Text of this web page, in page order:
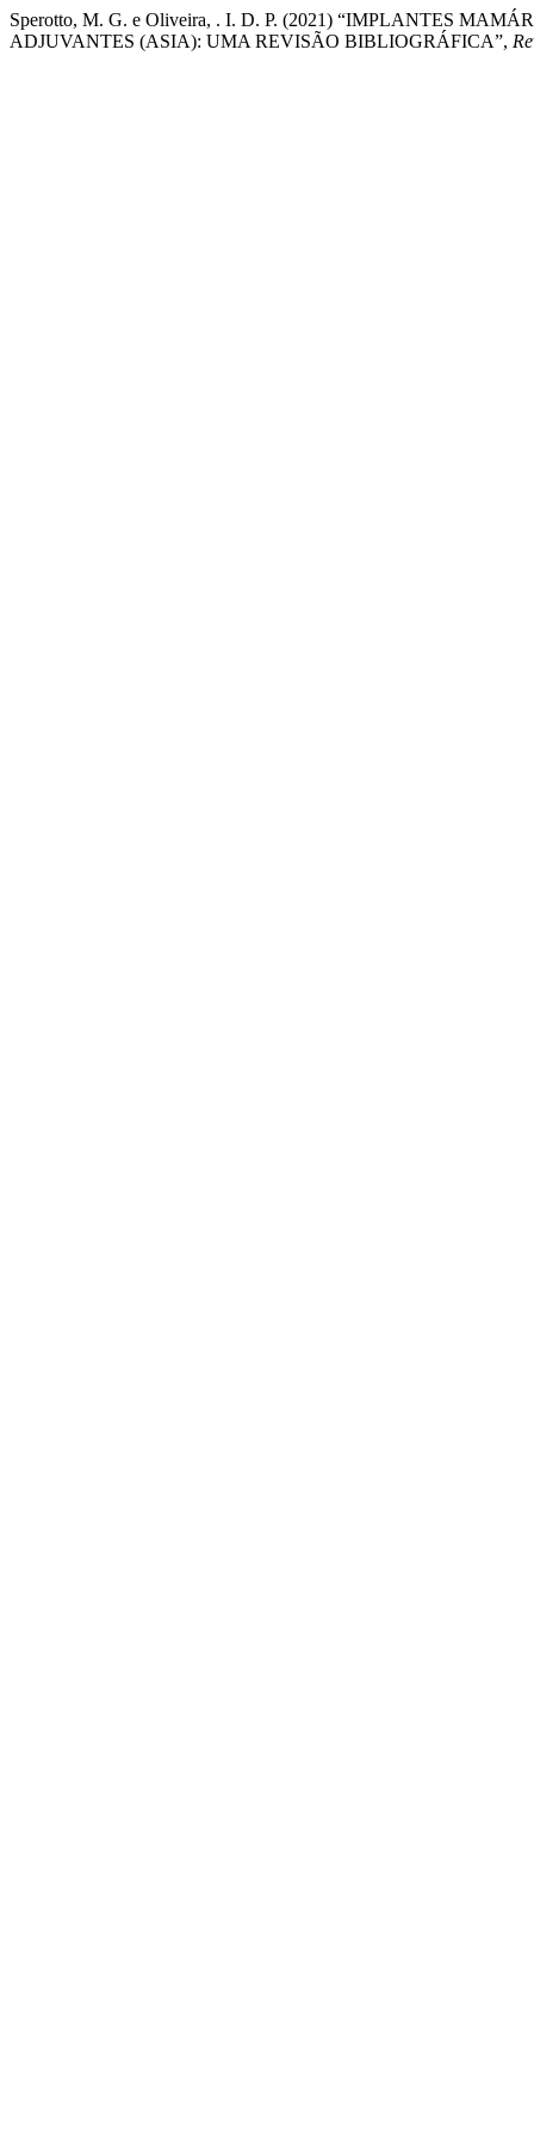
Sperotto, M. G. e Oliveira, . I. D. P. (2021) “IMPLANTES
ADJUVANTES (ASIA): UMA REVISÃO BIBLIOGRÁFICA”,